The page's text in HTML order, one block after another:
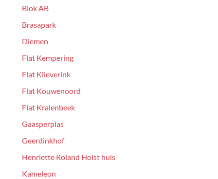
Blok AB
Brasapark
Diemen
Flat Kempering
Flat Klieverink
Flat Kouwenoord
Flat Kralenbeek
Gaasperplas
Geerdinkhof
Henriette Roland Holst huis
Kameleon